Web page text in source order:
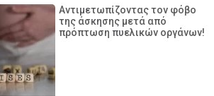
Αντιμετωπίζοντας τον φόβο
της άσκησης μετά από
πρόπτωση πυελικών οργάνων!